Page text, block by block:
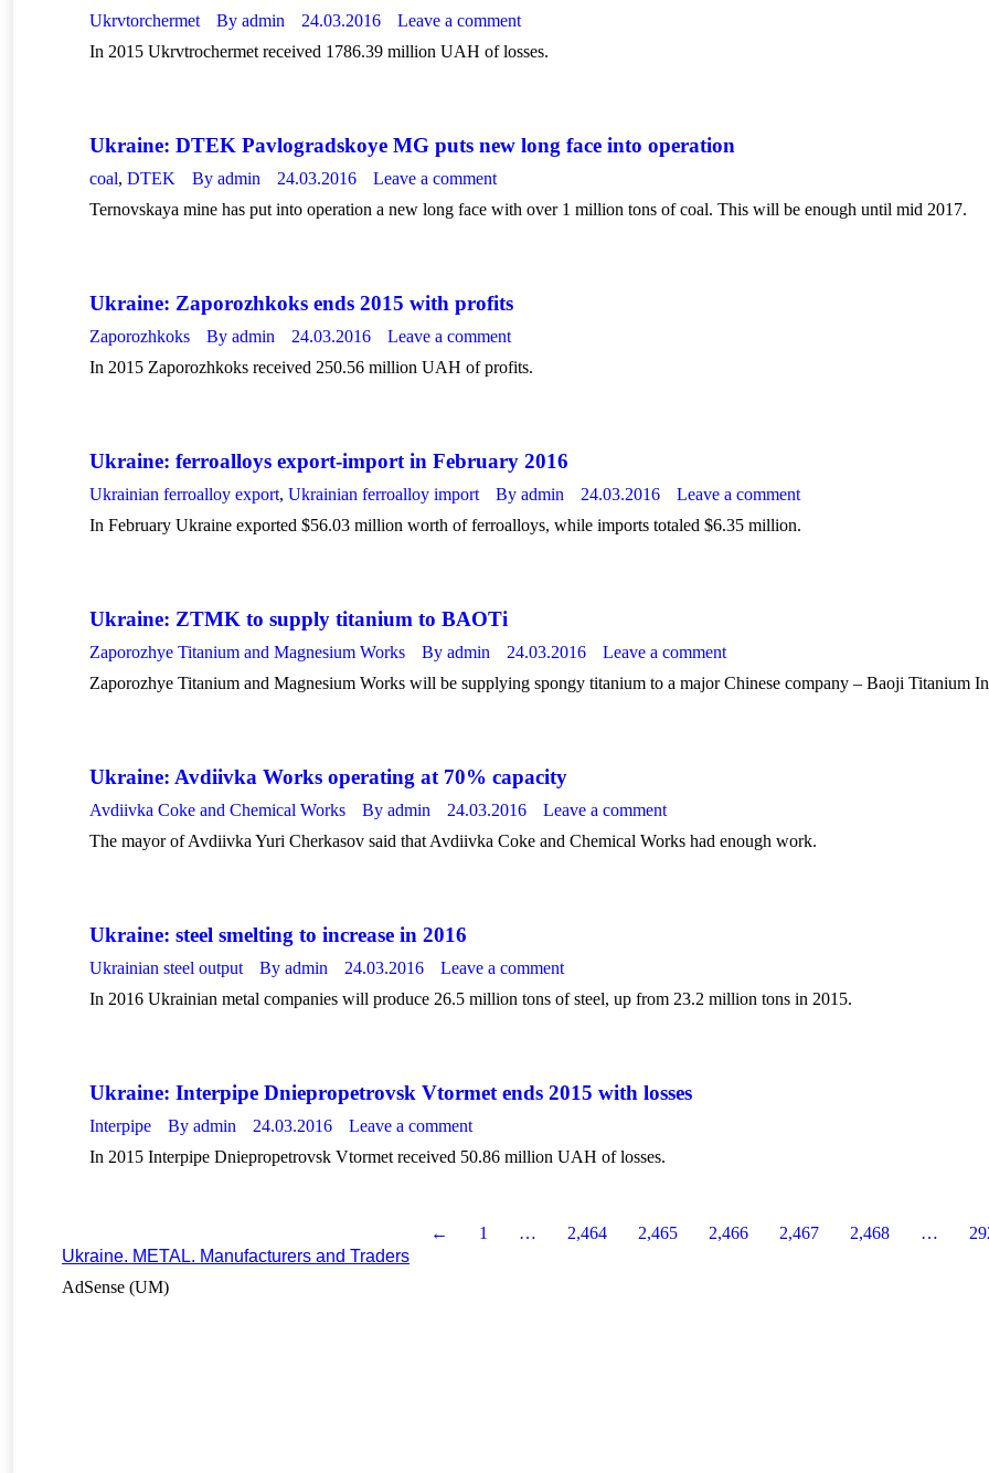
Ukrvtorchermet By admin 24.03.2016
Leave a comment
In 2015 Ukrvtrochermet received 1786.39 million UAH of losses.
Ukraine: DTEK Pavlogradskoye MG puts new long face into operation
coal, DTEK By admin 24.03.2016
Leave a comment
Ternovskaya mine has put into operation a new long face with over 1 million tons of coal. This will be enough until mid 2017.
Ukraine: Zaporozhkoks ends 2015 with profits
Zaporozhkoks By admin 24.03.2016
Leave a comment
In 2015 Zaporozhkoks received 250.56 million UAH of profits.
Ukraine: ferroalloys export-import in February 2016
Ukrainian ferroalloy export, Ukrainian ferroalloy import By admin 24.03.2016
Leave a comment
In February Ukraine exported $56.03 million worth of ferroalloys, while imports totaled $6.35 million.
Ukraine: ZTMK to supply titanium to BAOTi
Zaporozhye Titanium and Magnesium Works By admin 24.03.2016
Leave a comment
Zaporozhye Titanium and Magnesium Works will be supplying spongy titanium to a major Chinese company – Baoji Titanium
Ukraine: Avdiivka Works operating at 70% capacity
Avdiivka Coke and Chemical Works By admin 24.03.2016
Leave a comment
The mayor of Avdiivka Yuri Cherkasov said that Avdiivka Coke and Chemical Works had enough work.
Ukraine: steel smelting to increase in 2016
Ukrainian steel output By admin 24.03.2016
Leave a comment
In 2016 Ukrainian metal companies will produce 26.5 million tons of steel, up from 23.2 million tons in 2015.
Ukraine: Interpipe Dniepropetrovsk Vtormet ends 2015 with losses
Interpipe By admin 24.03.2016
Leave a comment
In 2015 Interpipe Dniepropetrovsk Vtormet received 50.86 million UAH of losses.
← 1 … 2,464 2,465 2,466 2,467 2,468 …
Ukraine. METAL. Manufacturers and Traders
AdSense (UM)